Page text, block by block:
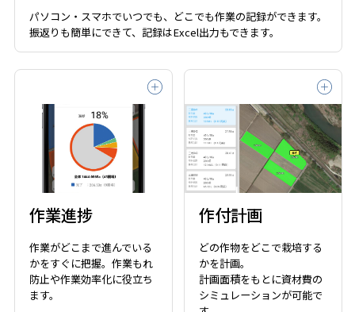
パソコン・スマホでいつでも、どこでも作業の記録ができます。
振返りも簡単にできて、記録はExcel出力もできます。
作業進捗
作業がどこまで進んでいる
かをすぐに把握。作業もれ
防止や作業効率化に役立ち
ます。
作付計画
どの作物をどこで栽培する
かを計画。
計画面積をもとに資材費の
シミュレーションが可能で